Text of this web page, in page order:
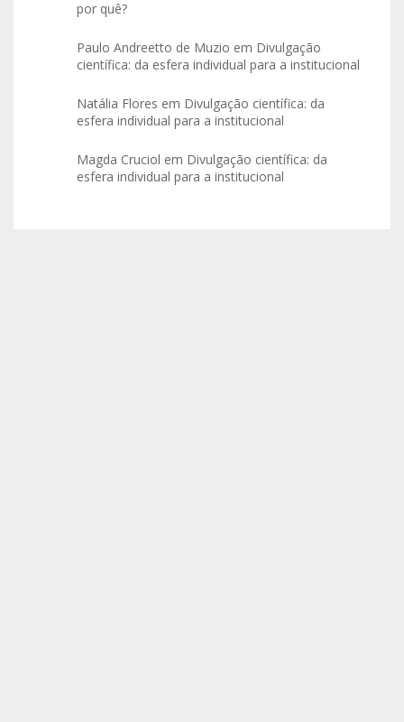
por quê?
Paulo Andreetto de Muzio em Divulgação
científica: da esfera individual para a institucional
Natália Flores em Divulgação científica: da
esfera individual para a institucional
Magda Cruciol em Divulgação científica: da
esfera individual para a institucional